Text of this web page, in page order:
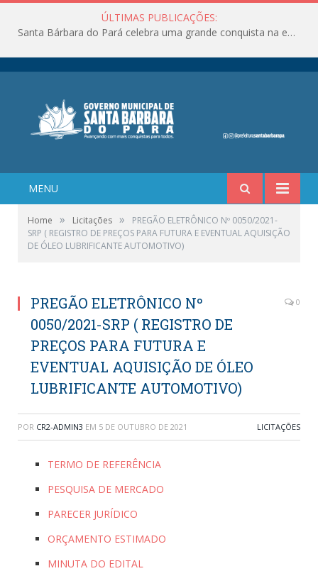
ÚLTIMAS PUBLICAÇÕES:
Santa Bárbara do Pará celebra uma grande conquista na educação!
MENU
Home » Licitações »
PREGÃO ELETRÔNICO Nº 0050/2021-
SRP ( REGISTRO DE PREÇOS PARA FUTURA E EVENTUAL AQUISIÇÃO
DE ÓLEO LUBRIFICANTE AUTOMOTIVO)
PREGÃO ELETRÔNICO Nº
0050/2021-SRP ( REGISTRO DE
PREÇOS PARA FUTURA E
EVENTUAL AQUISIÇÃO DE ÓLEO
LUBRIFICANTE AUTOMOTIVO)
0
POR CR2-ADMIN3 EM 5 DE OUTUBRO DE 2021 LICITAÇÕES
TERMO DE REFERÊNCIA
PESQUISA DE MERCADO
PARECER JURÍDICO
ORÇAMENTO ESTIMADO
MINUTA DO EDITAL